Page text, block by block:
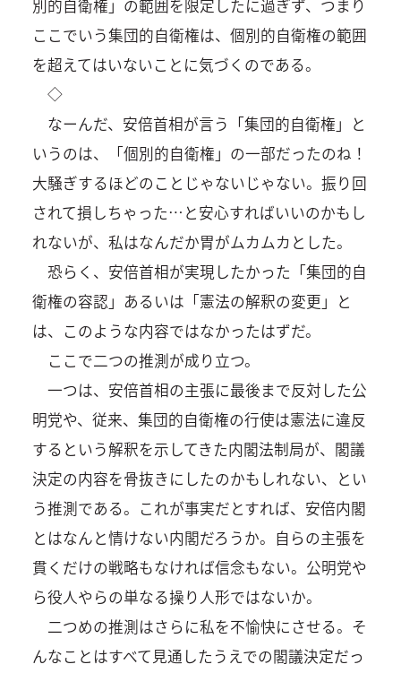
別的自衛権」の範囲を限定したに過ぎず、つまり
ここでいう集団的自衛権は、個別的自衛権の範囲
を超えてはいないことに気づくのである。
◇
なーんだ、安倍首相が言う「集団的自衛権」と
いうのは、「個別的自衛権」の一部だったのね！
大騒ぎするほどのことじゃないじゃない。振り回
されて損しちゃった…と安心すればいいのかもし
れないが、私はなんだか胃がムカムカとした。
恐らく、安倍首相が実現したかった「集団的自
衛権の容認」あるいは「憲法の解釈の変更」と
は、このような内容ではなかったはずだ。
ここで二つの推測が成り立つ。
一つは、安倍首相の主張に最後まで反対した公
明党や、従来、集団的自衛権の行使は憲法に違反
するという解釈を示してきた内閣法制局が、閣議
決定の内容を骨抜きにしたのかもしれない、とい
う推測である。これが事実だとすれば、安倍内閣
とはなんと情けない内閣だろうか。自らの主張を
貫くだけの戦略もなければ信念もない。公明党や
ら役人やらの単なる操り人形ではないか。
二つめの推測はさらに私を不愉快にさせる。そ
んなことはすべて見通したうえでの閣議決定だっ